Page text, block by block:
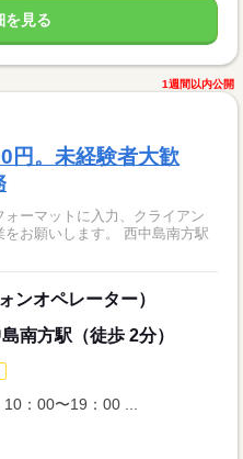
を見る
1週間以内公開
円。未経験者大歓
ーマットに入力、クライアン
をお願いします。 西中島南方駅
ンオペレーター）
南方駅（徒歩 2分）
：00〜19：00 ...